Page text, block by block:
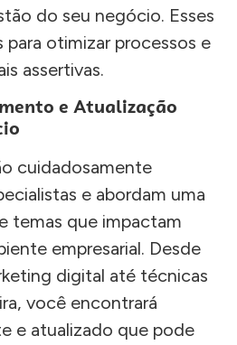
do seu negócio. Esses
para otimizar processos e
assertivas.
e Atualização
cuidadosamente
e abordam uma
temas que impactam
empresarial. Desde
digital até técnicas
você encontrará
e atualizado que pode